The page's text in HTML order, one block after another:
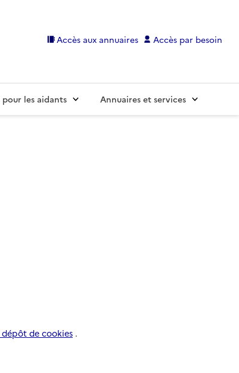
Accès aux annuaires Accès par besoin
pour les aidants Annuaires et services
de cookies .